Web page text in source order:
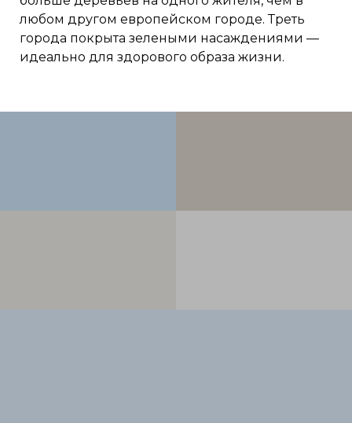
любом другом европейском городе. Треть
города покрыта зелеными насаждениями —
идеально для здорового образа жизни.